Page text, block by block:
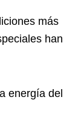
más
han
energía del